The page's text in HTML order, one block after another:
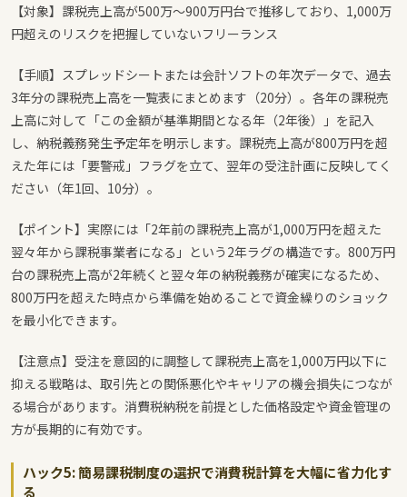
【対象】課税売上高が500万〜900万円台で推移しており、1,000万
円超えのリスクを把握していないフリーランス
【手順】スプレッドシートまたは会計ソフトの年次データで、過去
3年分の課税売上高を一覧表にまとめます（20分）。各年の課税売
上高に対して「この金額が基準期間となる年（2年後）」を記入
し、納税義務発生予定年を明示します。課税売上高が800万円を超
えた年には「要警戒」フラグを立て、翌年の受注計画に反映してく
ださい（年1回、10分）。
【ポイント】実際には「2年前の課税売上高が1,000万円を超えた
翌々年から課税事業者になる」という2年ラグの構造です。800万円
台の課税売上高が2年続くと翌々年の納税義務が確実になるため、
800万円を超えた時点から準備を始めることで資金繰りのショック
を最小化できます。
【注意点】受注を意図的に調整して課税売上高を1,000万円以下に
抑える戦略は、取引先との関係悪化やキャリアの機会損失につなが
る場合があります。消費税納税を前提とした価格設定や資金管理の
方が長期的に有効です。
ハック5: 簡易課税制度の選択で消費税計算を大幅に省力化す
る